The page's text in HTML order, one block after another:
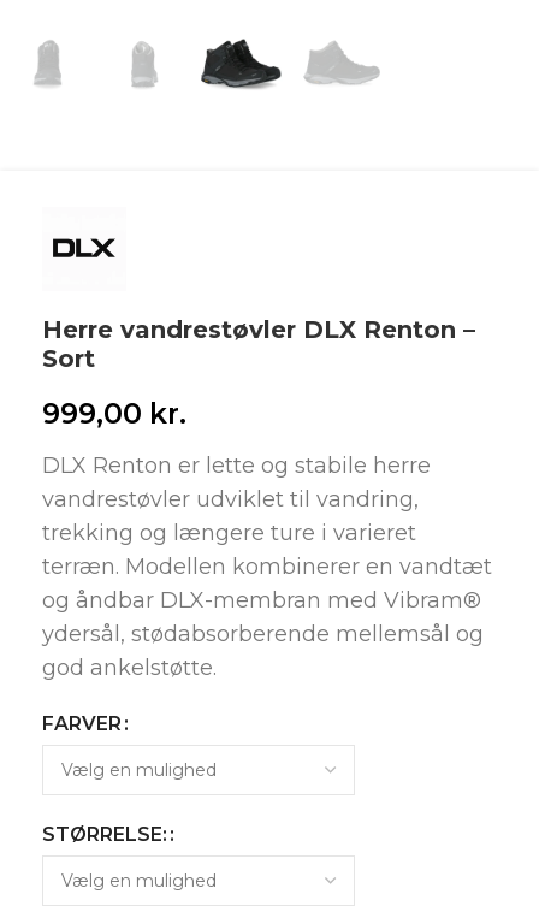
Herre vandrestøvler DLX Renton –
Sort
999,00 kr.
DLX Renton er lette og stabile herre
vandrestøvler udviklet til vandring,
trekking og længere ture i varieret
terræn. Modellen kombinerer en vandtæt
og åndbar DLX-membran med Vibram®
ydersål, stødabsorberende mellemsål og
god ankelstøtte.
FARVER
STØRRELSE: